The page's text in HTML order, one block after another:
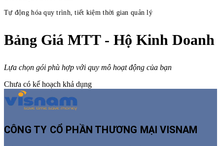
Tự động hóa quy trình, tiết kiệm thời gian quản lý
Bảng Giá MTT - Hộ Kinh Doanh
Lựa chọn gói phù hợp với quy mô hoạt động của bạn
Chưa có kế hoạch khả dụng
CÔNG TY CỔ PHẦN THƯƠNG MẠI VISNAM